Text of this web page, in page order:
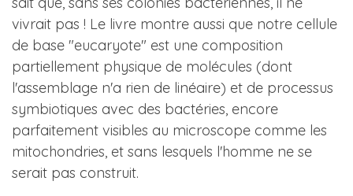
vivrait pas ! Le livre montre aussi que notre cellule
de base "eucaryote" est une composition
partiellement physique de molécules (dont
l'assemblage n'a rien de linéaire) et de processus
symbiotiques avec des bactéries, encore
parfaitement visibles au microscope comme les
mitochondries, et sans lesquels l'homme ne se
serait pas construit.